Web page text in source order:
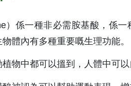
）係一種非必需胺基酸，係
體內有多種重要嘅生理功能。
物中都可以搵到，人體中可